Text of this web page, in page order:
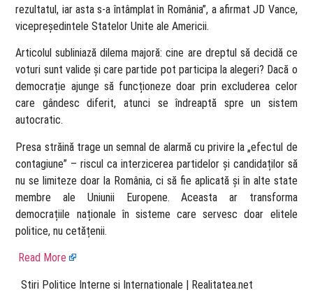
rezultatul, iar asta s-a întâmplat în România”, a afirmat JD Vance,
vicepreședintele Statelor Unite ale Americii.
Articolul subliniază dilema majoră: cine are dreptul să decidă ce
voturi sunt valide și care partide pot participa la alegeri? Dacă o
democrație ajunge să funcționeze doar prin excluderea celor
care gândesc diferit, atunci se îndreaptă spre un sistem
autocratic.
Presa străină trage un semnal de alarmă cu privire la „efectul de
contagiune” – riscul ca interzicerea partidelor și candidaților să
nu se limiteze doar la România, ci să fie aplicată și în alte state
membre ale Uniunii Europene. Aceasta ar transforma
democrațiile naționale în sisteme care servesc doar elitele
politice, nu cetățenii.
Read More
​ Stiri Politice Interne si Internationale | Realitatea.net